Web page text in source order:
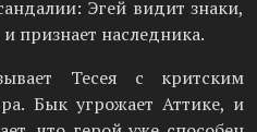
Эгей видит знаки,
признает наследника.
Тесея с критским
Бык угрожает Аттике, и